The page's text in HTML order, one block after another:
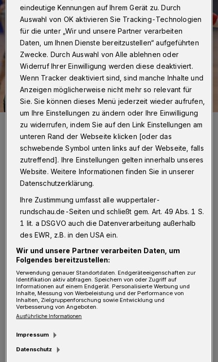
Der TVB will sich bei Adler Königshof durchsetzen.
B asketball:
Regionalliga, Männer:
Future Sports Meckenheim - Barmer TV 96:73
BG Kamp-Lintfort - Südwest Baskets
Wuppertal 80:74
Bundesliga, A-Junioren:
Young Rasta Dragons - Young Lions
Wuppertal 56:68
Rollhockey:
eindeutige Kennungen auf Ihrem Gerät zu. Durch
Auswahl von OK aktivieren Sie Tracking-Technologien
für die unter „Wir und unsere Partner verarbeiten
Daten, um Ihnen Dienste bereitzustellen“ aufgeführten
Zwecke. Durch Auswahl von Alle ablehnen oder
Widerruf Ihrer Einwilligung werden diese deaktiviert.
Wenn Tracker deaktiviert sind, sind manche Inhalte und
Anzeigen möglicherweise nicht mehr so relevant für
Sie. Sie können dieses Menü jederzeit wieder aufrufen,
um Ihre Einstellungen zu ändern oder Ihre Einwilligung
zu widerrufen, indem Sie auf den Link Einstellungen am
unteren Rand der Webseite klicken [oder das
schwebende Symbol unten links auf der Webseite, falls
zutreffend]. Ihre Einstellungen gelten innerhalb unseres
Website. Weitere Informationen finden Sie in unserer
Datenschutzerklärung.
Ihre Zustimmung umfasst alle wuppertaler-
rundschau.de-Seiten und schließt gem. Art. 49 Abs. 1 S.
1 lit. a DSGVO auch die Datenverarbeitung außerhalb
des EWR, z.B. in den USA ein.
Wir und unsere Partner verarbeiten Daten, um
Folgendes bereitzustellen:
Verwendung genauer Standortdaten. Endgeräteeigenschaften zur
Identifikation aktiv abfragen. Speichern von oder Zugriff auf
Informationen auf einem Endgerät. Personalisierte Werbung und
Inhalte, Messung von Werbeleistung und der Performance von
Inhalten, Zielgruppenforschung sowie Entwicklung und
Verbesserung von Angeboten.
Ausführliche Informationen
Impressum
Datenschutz